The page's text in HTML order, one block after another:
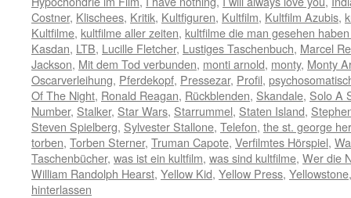
Costner, Klischees, Kritik, Kultfiguren, Kultfilm, Kultfilm Azubis,
Kultfilme, kultfilme aller zeiten, kultfilme die man gesehen
Kasdan, LTB, Lucille Fletcher, Lustiges Taschenbuch, Marcel
Jackson, Mit dem Tod verbunden, monti arnold, monty, Monty
Oscarverleihung, Pferdekopf, Pressezar, Profil,
Of The Night, Ronald Reagan, Rückblenden, Skandale, Solo A
Number, Stalker, Star Wars, Starrummel, Staten Island,
Steven Spielberg, Sylvester Stallone, Telefon, the st. george
torben, Torben Sterner, Truman Capote, Verfilmtes Hörspiel,
Taschenbücher, was ist ein kultfilm, was sind kultfilme, Wer die
William Randolph Hearst, Yellow Kid, Yellow Press, Yellowstone
hinterlassen